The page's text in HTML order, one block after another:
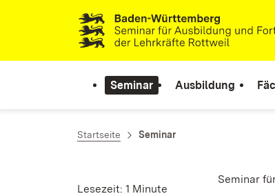
Zum Inhalt springen
Link zur Startseite
Seminar Ausbildung
Startseite Seminar
Seminar
Lesezeit: 1 Minute